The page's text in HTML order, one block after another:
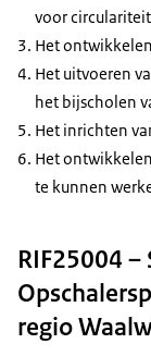
voor
Het
Het uitvoeren
het bijscholen
Het inrichten
Het
te kunnen
RIF25004
regio